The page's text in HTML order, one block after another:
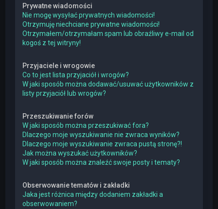
Prywatne wiadomości
Nie mogę wysyłać prywatnych wiadomości!
Otrzymuję niechciane prywatne wiadomości!
Otrzymałem/otrzymałam spam lub obraźliwy e-mail od
kogoś z tej witryny!
Przyjaciele i wrogowie
Co to jest lista przyjaciół i wrogów?
W jaki sposób można dodawać/usuwać użytkowników z
listy przyjaciół lub wrogów?
Przeszukiwanie forów
W jaki sposób można przeszukiwać fora?
Dlaczego moje wyszukiwanie nie zwraca wyników?
Dlaczego moje wyszukiwanie zwraca pustą stronę?!
Jak można wyszukać użytkowników?
W jaki sposób można znaleźć swoje posty i tematy?
Obserwowanie tematów i zakładki
Jaka jest różnica między dodaniem zakładki a
obserwowaniem?